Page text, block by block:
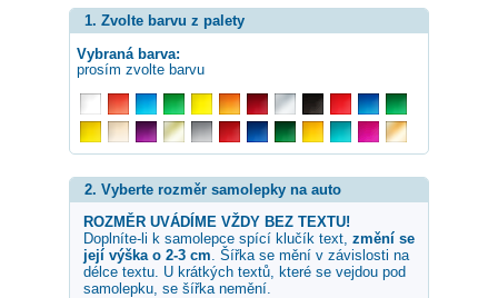
1. Zvolte barvu z palety
Vybraná barva:
prosím zvolte barvu
2. Vyberte rozměr samolepky na auto
ROZMĚR UVÁDÍME VŽDY BEZ TEXTU!
Doplníte-li k samolepce spící klučík text, změní se
její výška o 2-3 cm . Šířka se mění v závislosti na
délce textu. U krátkých textů, které se vejdou pod
samolepku, se šířka nemění.